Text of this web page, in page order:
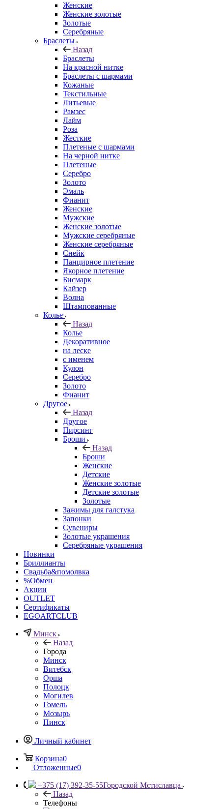
Женские
Женские золотые
Золотые
Серебряные
Браслеты
Назад
Браслеты
На красной нитке
Браслеты с шармами
Кожаные
Текстильные
Литьевые
Рамзес
Лайм
Роза
Жесткие
Плетеные с шармами
На черной нитке
Плетеные
Серебро
Золото
Эмаль
Фианит
Женские
Мужские
Женские золотые
Мужские серебряные
Женские серебряные
Снейк
Панцирное плетение
Якорное плетение
Бисмарк
Кайзер
Волна
Штампованные
Колье
Назад
Колье
Декоративное
на леске
с именем
Кулон
Серебро
Золото
Фианит
Другое
Назад
Другое
Пирсинг
Броши
Назад
Броши
Женские
Детские
Женские золотые
Детские золотые
Золотые
Зажимы для галстука
Запонки
Сувениры
Золотые украшения
Серебряные украшения
Новинки
Бриллианты
Свадьба&помолвка
%Обмен
Акции
OUTLET
Сертификаты
EGOARTCLUB
Минск
Назад
Города
Минск
Витебск
Орша
Полоцк
Могилев
Гомель
Мозырь
Пинск
Личный кабинет
Корзина0
Отложенные0
+375 (17) 392-35-55Городской Мстиславца
Назад
Телефоны